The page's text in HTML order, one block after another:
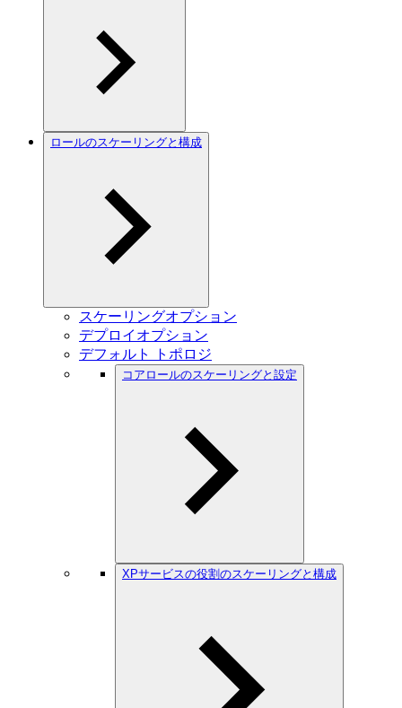
ロールのスケーリングと構成
スケーリングオプション
デプロイオプション
デフォルト トポロジ
コアロールのスケーリングと設定
XPサービスの役割のスケーリングと構成